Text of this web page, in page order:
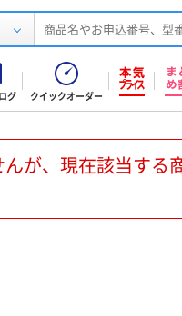
グ クイックオーダー
が、現在該当する